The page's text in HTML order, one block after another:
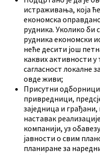
истраживања, која
економска
рудника. Уколико би
рудника економски
неће десити још
каквих активности
сагласност локалне
овде живи;
Присутни
привредници,
заједница и грађани,
наставак
компанији, уз
јавности о свим
планиране за